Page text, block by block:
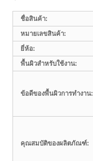
ชื่อสินค้า:
หมายเลขสินค้า:
ยี่ห้อ:
พื้นผิวสำหรับใช้งาน:
ข้อดีของพื้นผิวการทำงาน:
คุณสมบัติของผลิตภัณฑ์: